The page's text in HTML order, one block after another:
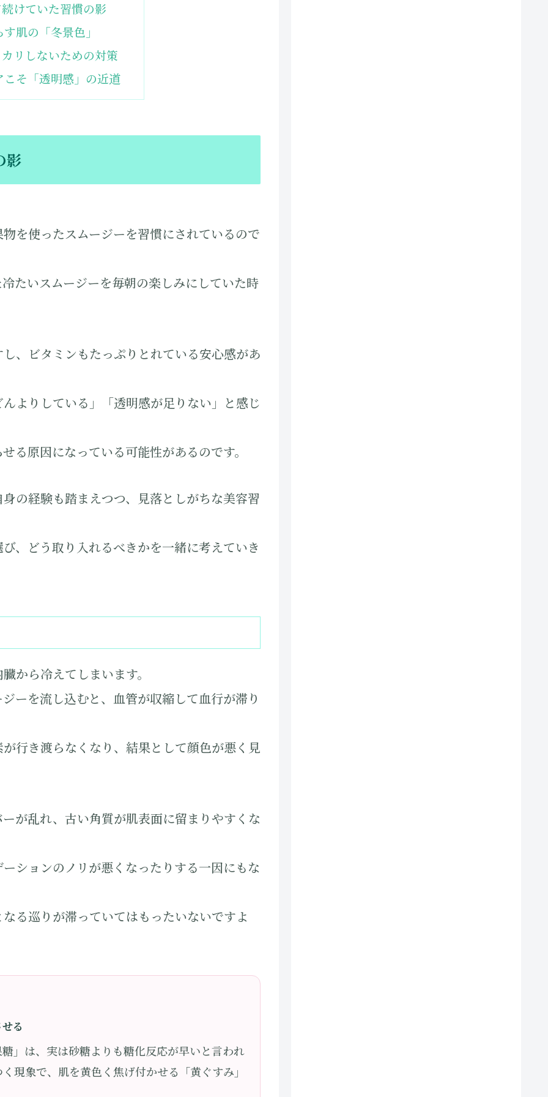
けていた習慣の影
肌の「冬景色」
リしないための対策
そ「透明感」の近道
影
を使ったスムージーを習慣にされているので
たいスムージーを毎朝の楽しみにしていた時
、ビタミンもたっぷりとれている安心感があ
よりしている」「透明感が足りない」と感じ
る原因になっている可能性があるのです。
の経験も踏まえつつ、見落としがちな美容習
、どう取り入れるべきかを一緒に考えていき
から冷えてしまいます。
ーを流し込むと、血管が収縮して血行が滞り
行き渡らなくなり、結果として顔色が悪く見
が乱れ、古い角質が肌表面に留まりやすくな
ションのノリが悪くなったりする一因にもな
る巡りが滞っていてはもったいないですよ
る
」は、実は砂糖よりも糖化反応が早いと言われ
現象で、肌を黄色く焦げ付かせる「黄ぐすみ」